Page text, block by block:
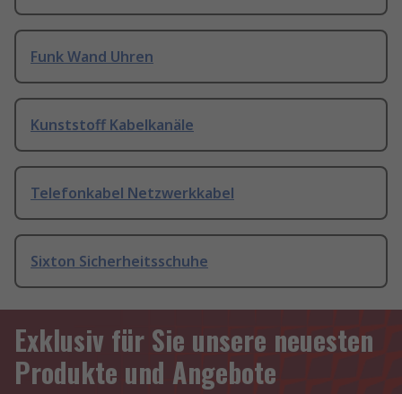
Funk Wand Uhren
Kunststoff Kabelkanäle
Telefonkabel Netzwerkkabel
Sixton Sicherheitsschuhe
Exklusiv für Sie unsere neuesten
Produkte und Angebote